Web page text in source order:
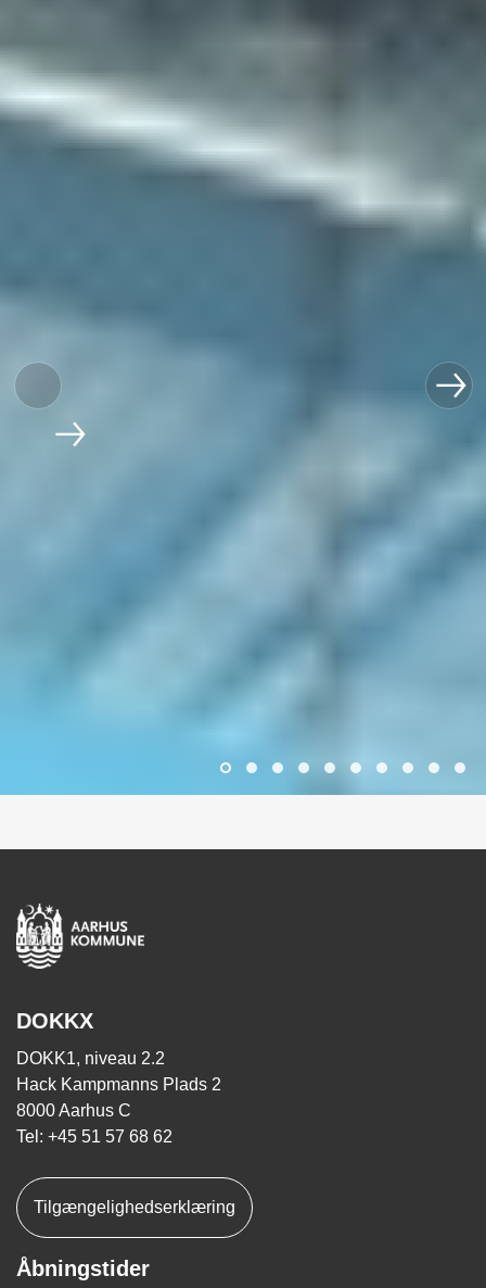
DOKKX
DOKK1, niveau 2.2
Hack Kampmanns Plads 2
8000 Aarhus C
Tel: +45 51 57 68 62
Tilgængelighedserklæring
Åbningstider